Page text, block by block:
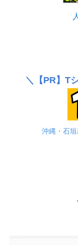
＼ 【PR】 T
沖縄・石